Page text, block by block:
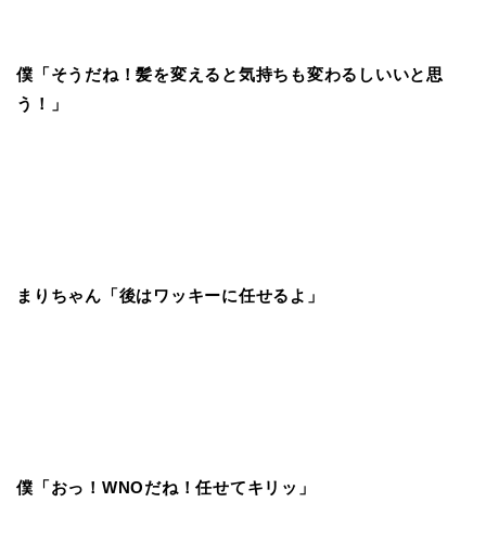
僕「そうだね！髪を変えると気持ちも変わるしいいと思
う！」
まりちゃん「後はワッキーに任せるよ」
僕「おっ！WNOだね！任せてキリッ」